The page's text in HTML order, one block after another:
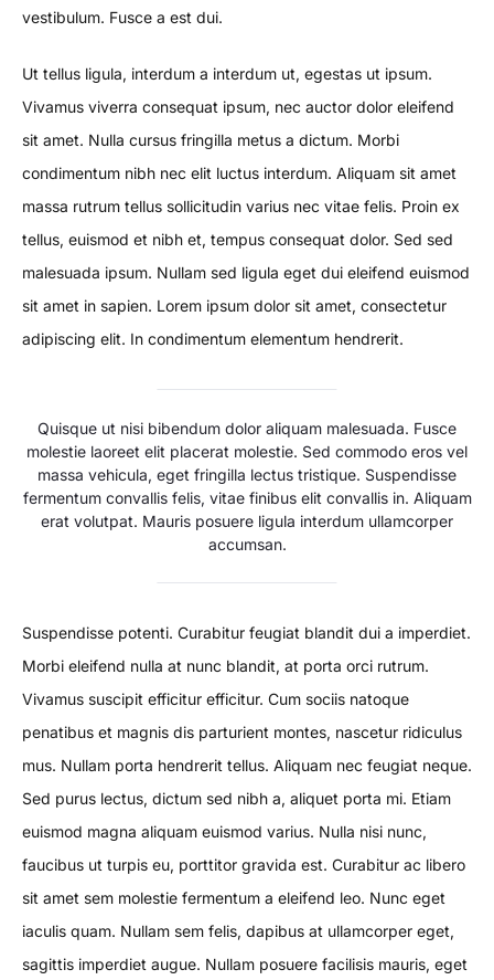
vestibulum. Fusce a est dui.
Ut tellus ligula, interdum a interdum ut, egestas ut ipsum.
Vivamus viverra consequat ipsum, nec auctor dolor eleifend
sit amet. Nulla cursus fringilla metus a dictum. Morbi
condimentum nibh nec elit luctus interdum. Aliquam sit amet
massa rutrum tellus sollicitudin varius nec vitae felis. Proin ex
tellus, euismod et nibh et, tempus consequat dolor. Sed sed
malesuada ipsum. Nullam sed ligula eget dui eleifend euismod
sit amet in sapien. Lorem ipsum dolor sit amet, consectetur
adipiscing elit. In condimentum elementum hendrerit.
Quisque ut nisi bibendum dolor aliquam malesuada. Fusce
molestie laoreet elit placerat molestie. Sed commodo eros vel
massa vehicula, eget fringilla lectus tristique. Suspendisse
fermentum convallis felis, vitae finibus elit convallis in. Aliquam
erat volutpat. Mauris posuere ligula interdum ullamcorper
accumsan.
Suspendisse potenti. Curabitur feugiat blandit dui a imperdiet.
Morbi eleifend nulla at nunc blandit, at porta orci rutrum.
Vivamus suscipit efficitur efficitur. Cum sociis natoque
penatibus et magnis dis parturient montes, nascetur ridiculus
mus. Nullam porta hendrerit tellus. Aliquam nec feugiat neque.
Sed purus lectus, dictum sed nibh a, aliquet porta mi. Etiam
euismod magna aliquam euismod varius. Nulla nisi nunc,
faucibus ut turpis eu, porttitor gravida est. Curabitur ac libero
sit amet sem molestie fermentum a eleifend leo. Nunc eget
iaculis quam. Nullam sem felis, dapibus at ullamcorper eget,
sagittis imperdiet augue. Nullam posuere facilisis mauris, eget